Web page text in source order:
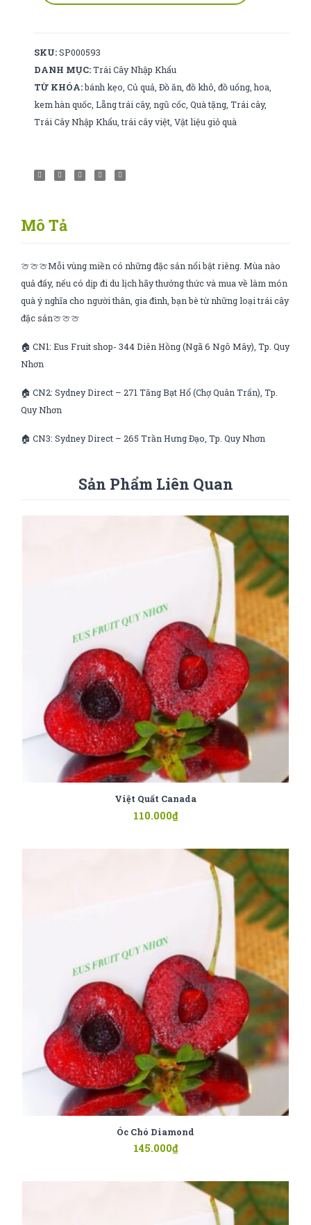
SKU: SP000593
DANH MỤC: Trái Cây Nhập Khẩu
TỪ KHÓA: bánh kẹo ,Củ quả ,Đồ ăn ,đồ khô ,đồ uống ,hoa
kem hàn quốc ,Lẵng trái cây,ngũ cốc ,Quà tặng ,Trái cây,
Trái Cây Nhập Khẩu ,trái cây việt ,Vật liệu giỏ quà
Mô Tả
🍈🍈🍈Mỗi vùng miền có những đặc sản nổi bật riêng. Mùa nào
quả đấy, nếu có dịp đi du lịch hãy thưởng thức và mua về làm món
quà ý nghĩa cho người thân, gia đình, bạn bè từ những loại trái cây
đặc sản🍈🍈🍈
🏠 CN1: Eus Fruit shop- 344 Diên Hồng (Ngã 6 Ngô Mây), Tp. Quy
Nhơn
🏠 CN2: Sydney Direct – 271 Tăng Bạt Hổ (Chợ Quân Trấn), Tp.
Quy Nhơn
🏠 CN3: Sydney Direct – 265 Trần Hưng Đạo, Tp. Quy Nhơn
Sản Phẩm Liên Quan
Việt Quất Canada
110.000₫
Óc Chó Diamond
145.000₫